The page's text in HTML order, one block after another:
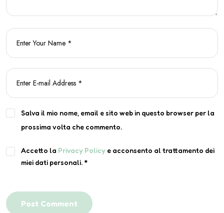
Salva il mio nome, email e sito web in questo browser per la
prossima volta che commento.
Accetto la Privacy Policy e acconsento al trattamento dei
miei dati personali. *
Post Comment